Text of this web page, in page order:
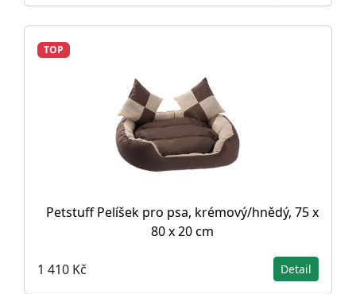
TOP
Petstuff Pelíšek pro psa, krémový/hnědý, 75 x
80 x 20 cm
1 410 Kč Detail